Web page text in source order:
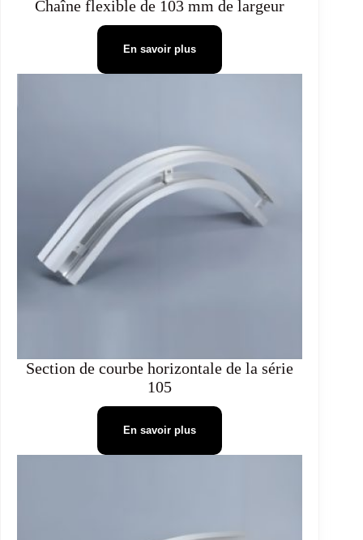
Chaîne flexible de 103 mm de largeur
En savoir plus
Section de courbe horizontale de la série
105
En savoir plus